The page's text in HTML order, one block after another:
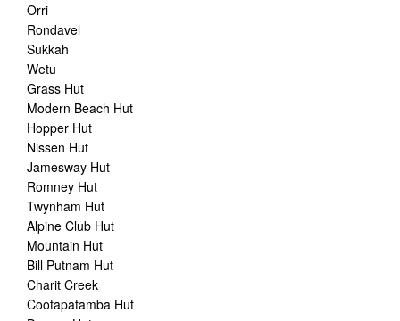
Orri
Rondavel
Sukkah
Wetu
Grass Hut
Modern Beach Hut
Hopper Hut
Nissen Hut
Jamesway Hut
Romney Hut
Twynham Hut
Alpine Club Hut
Mountain Hut
Bill Putnam Hut
Charit Creek
Cootapatamba Hut